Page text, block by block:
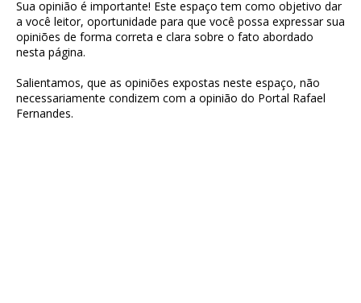
Sua opinião é importante! Este espaço tem como objetivo dar
a você leitor, oportunidade para que você possa expressar sua
opiniões de forma correta e clara sobre o fato abordado
nesta página.
Salientamos, que as opiniões expostas neste espaço, não
necessariamente condizem com a opinião do Portal Rafael
Fernandes.